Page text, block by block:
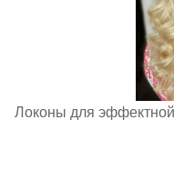
Локоны для